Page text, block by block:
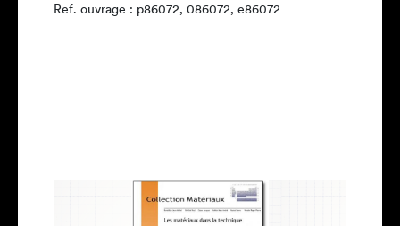
Ref. ouvrage : p86072, 086072, e86072